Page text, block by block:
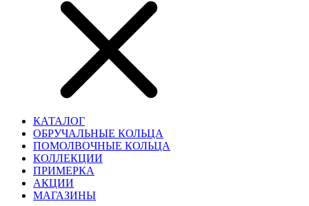
КАТАЛОГ
ОБРУЧАЛЬНЫЕ КОЛЬЦА
ПОМОЛВОЧНЫЕ КОЛЬЦА
КОЛЛЕКЦИИ
ПРИМЕРКА
АКЦИИ
МАГАЗИНЫ